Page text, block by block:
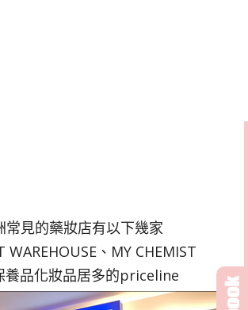
常見的藥妝店有以下幾家
WAREHOUSE、MY CHEMIST
養品化妝品居多的priceline